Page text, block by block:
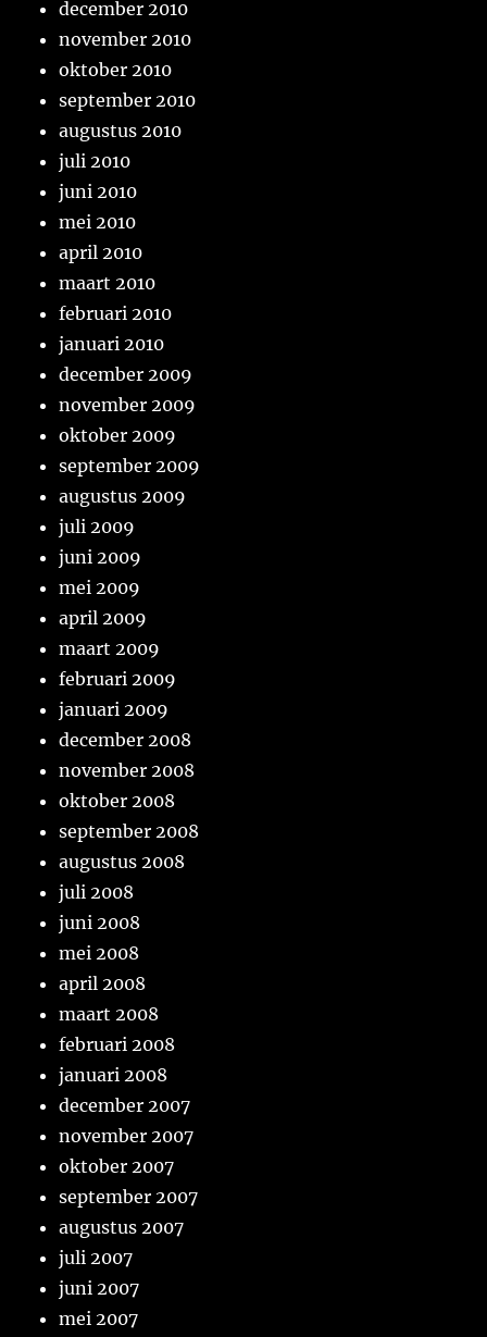
december 2010
november 2010
oktober 2010
september 2010
augustus 2010
juli 2010
juni 2010
mei 2010
april 2010
maart 2010
februari 2010
januari 2010
december 2009
november 2009
oktober 2009
september 2009
augustus 2009
juli 2009
juni 2009
mei 2009
april 2009
maart 2009
februari 2009
januari 2009
december 2008
november 2008
oktober 2008
september 2008
augustus 2008
juli 2008
juni 2008
mei 2008
april 2008
maart 2008
februari 2008
januari 2008
december 2007
november 2007
oktober 2007
september 2007
augustus 2007
juli 2007
juni 2007
mei 2007